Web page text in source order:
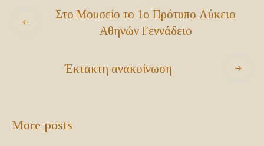
Στο Μουσείο το 1ο Πρότυπο Λύκειο
Αθηνών Γεννάδειο
Έκτακτη ανακοίνωση
More posts